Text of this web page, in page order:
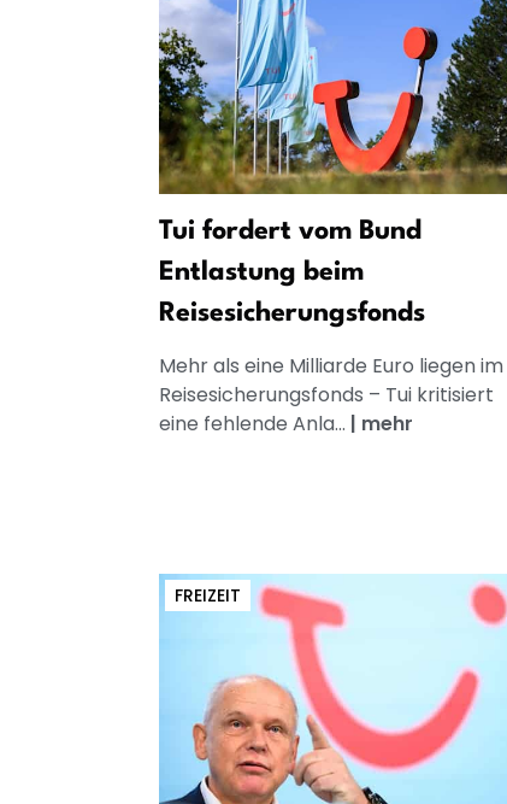
Tui fordert vom Bund
Entlastung beim
Reisesicherungsfonds
Mehr als eine Milliarde Euro liegen im
Reisesicherungsfonds – Tui kritisiert
eine fehlende Anla... | mehr
FREIZEIT